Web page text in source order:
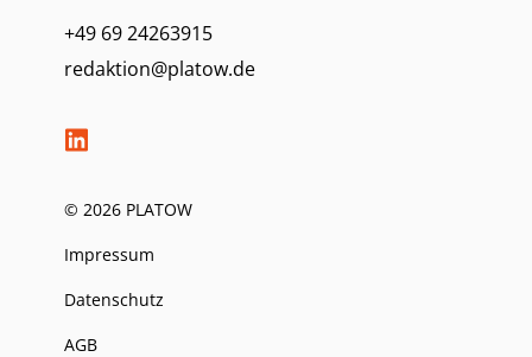
+49 69 24263915
redaktion@platow.de
© 2026 PLATOW
Impressum
Datenschutz
AGB